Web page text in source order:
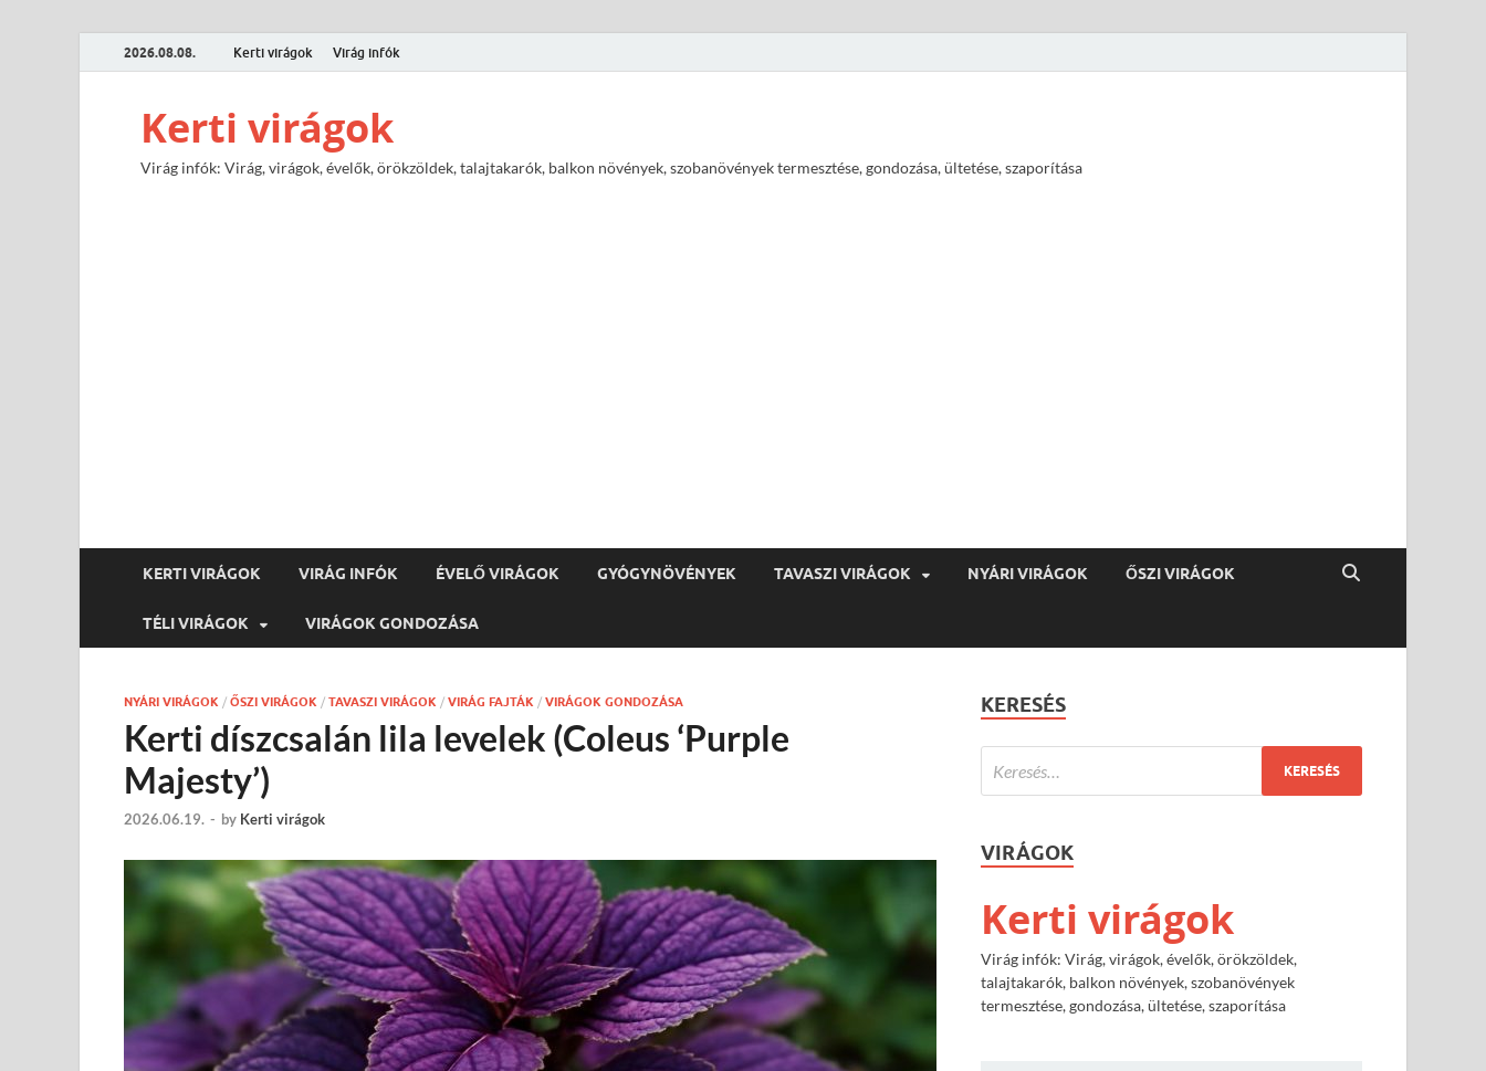
2026.08.08. Kerti virágok Virág infók
Kerti virágok
Virág infók: Virág, virágok, évelők, örökzöldek, talajtakarók, balkon növények, szobanövények termesztése, gondozása, ültetése, szaporítása
KERTI VIRÁGOK VIRÁG INFÓK ÉVELŐ VIRÁGOK GYÓGYNÖVÉNYEK TAVASZI VIRÁGOK NYÁRI VIRÁGOK ŐSZI VIRÁGOK
TÉLI VIRÁGOK VIRÁGOK GONDOZÁSA
NYÁRI VIRÁGOK / ŐSZI VIRÁGOK / TAVASZI VIRÁGOK / VIRÁG FAJTÁK / VIRÁGOK GONDOZÁSA
Kerti díszcsalán lila levelek (Coleus ‘Purple
Majesty’)
2026.06.19. - by Kerti virágok
KERESÉS
VIRÁGOK
Kerti virágok
Virág infók: Virág, virágok, évelők, örökzöldek,
talajtakarók, balkon növények, szobanövények
termesztése, gondozása, ültetése, szaporítása